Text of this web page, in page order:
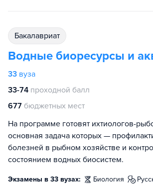
бакалавриат
Водные биоресурсы и
33 вуза
33-74 проходной балл
677 бюджетных мест
На программе готовят ихтиологов-
основная задача которых —
болезней в рыбном хозяйстве и
состоянием водных биосистем.
Экзамены в 33 вузах: биология